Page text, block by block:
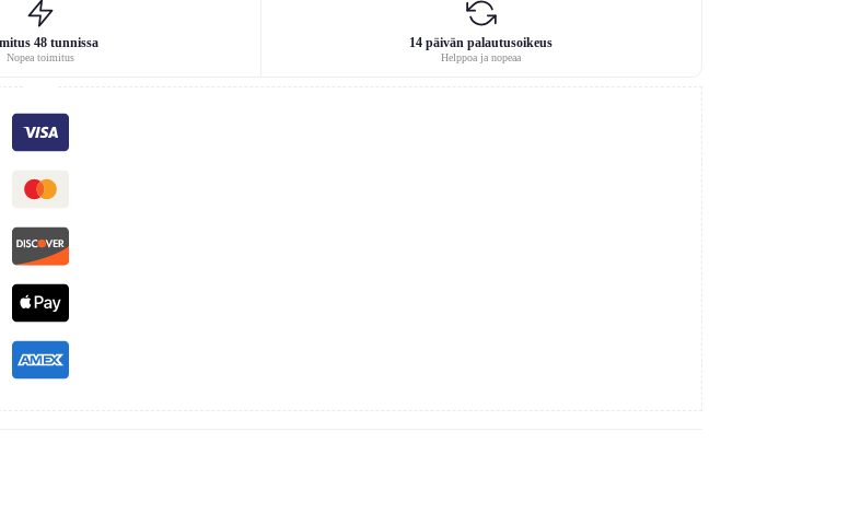
48 tunnissa
Nopea toimitus
14 päivän palautusoikeus
Helppoa ja nopeaa